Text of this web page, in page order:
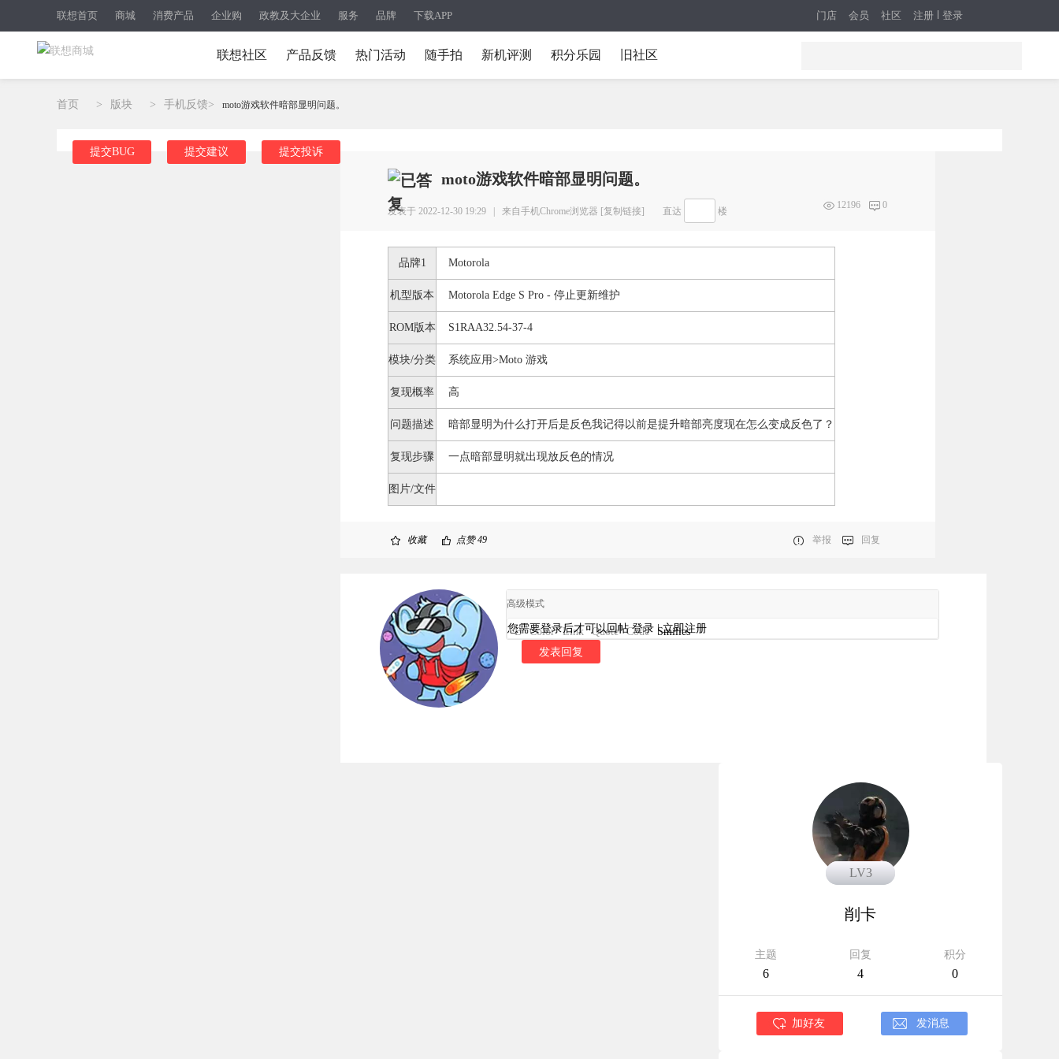
联想首页 商城 消费产品 企业购 政教及大企业 服务 品牌 下载APP 注册 登录
门店 会员 社区
联想社区 产品反馈 热门活动 随手拍 新机评测 积分乐园 旧社区
首页 > 版块 > 手机反馈> moto游戏软件暗部显明问题。
提交BUG 提交建议 提交投诉
moto游戏软件暗部显明问题。
发表于 2022-12-30 19:29 | 来自手机Chrome浏览器 [复制链接] 直达 楼
12196 0
品牌1 Motorola
机型版本 Motorola Edge S Pro - 停止更新维护
ROM版本 S1RAA32.54-37-4
模块/分类 系统应用>Moto 游戏
复现概率 高
问题描述 暗部显明为什么打开后是反色我记得以前是提升暗部亮度现在怎么变成反色了？
复现步骤 一点暗部显明就出现放反色的情况
图片/文件
收藏 点赞49 举报 回复
高级模式
B Color Link Quote Code Smilies
您需要登录后才可以回帖登录 |立即注册
发表回复
LV3
LV3
削卡
主题
6
回复
4
积分
0
加好友 发消息